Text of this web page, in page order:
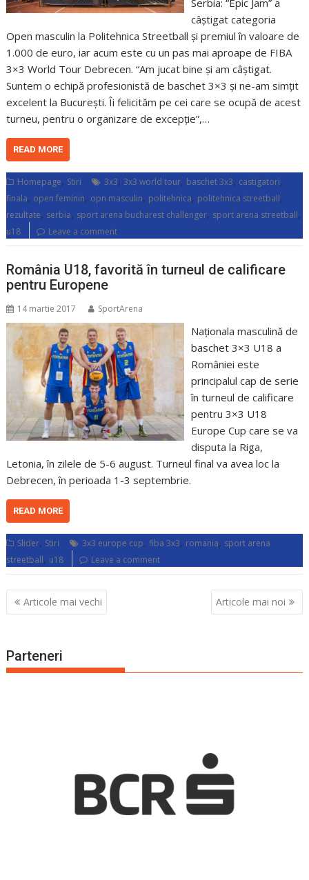
Serbia: “Epic Jam” a
câștigat categoria
Open masculin la Politehnica Streetball și premiul în valoare de
1.000 de euro, iar acum este cu un pas mai aproape de FIBA
3×3 World Tour Debrecen. “Am jucat bine și am câștigat.
Suntem o echipă profesionistă de baschet 3×3 și ne-am simțit
excelent la București. Îi felicităm pe cei care se ocupă de acest
turneu, pentru o organizare de excepție”,…
READ MORE
Homepage, Stiri 3x3,3x3 world tour, baschet 3x3, castigatori,
finala, open feminin, opn masculin, politehnica, politehnica streetball,
rezultate, serbia, sport arena bucharest challenger, sport arena streetball,
u18 Leave a comment
România U18, favorită în turneul de calificare
pentru Europene
14 martie 2017 SportArena
Naționala masculină de
baschet 3×3 U18 a
României este
principalul cap de serie
în turneul de calificare
pentru 3×3 U18
Europe Cup care se va
disputa la Riga,
Letonia, în zilele de 5-6 august. Turneul final va avea loc la
Debrecen, în perioada 1-3 septembrie.
READ MORE
Slider, Stiri 3x3 europe cup,fiba 3x3, romania, sport arena
streetball, u18 Leave a comment
Navigare
în
Articole mai vechi Articole mai noi
Parteneri